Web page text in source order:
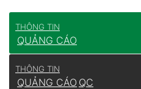
THÔNG TIN
QUẢNG CÁO
THÔNG TIN
QUẢNG CÁO QC